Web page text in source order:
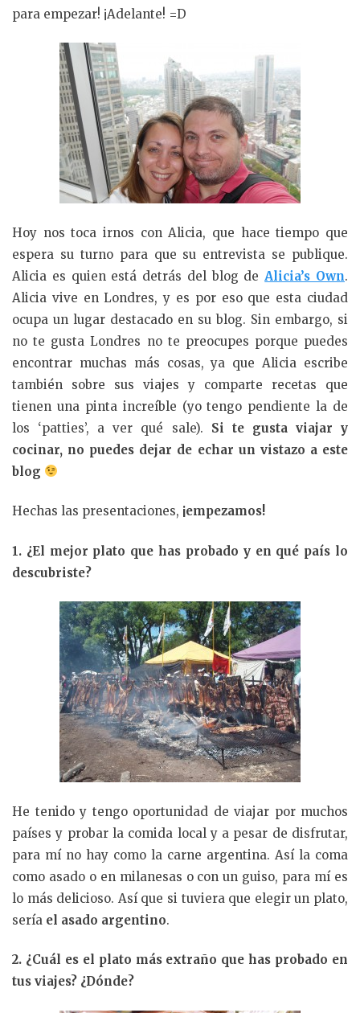
para empezar! ¡Adelante! =D
Hoy nos toca irnos con Alicia, que hace tiempo que
espera su turno para que su entrevista se publique.
Alicia es quien está detrás del blog de Alicia’s Own.
Alicia vive en Londres, y es por eso que esta ciudad
ocupa un lugar destacado en su blog. Sin embargo, si
no te gusta Londres no te preocupes porque puedes
encontrar muchas más cosas, ya que Alicia escribe
también sobre sus viajes y comparte recetas que
tienen una pinta increíble (yo tengo pendiente la de
los ‘patties’, a ver qué sale). Si te gusta viajar y
cocinar, no puedes dejar de echar un vistazo a este
blog
Hechas las presentaciones, ¡empezamos!
1. ¿El mejor plato que has probado y en qué país lo
descubriste?
He tenido y tengo oportunidad de viajar por muchos
países y probar la comida local y a pesar de disfrutar,
para mí no hay como la carne argentina. Así la coma
como asado o en milanesas o con un guiso, para mí es
lo más delicioso. Así que si tuviera que elegir un plato,
sería el asado argentino.
2. ¿Cuál es el plato más extraño que has probado en
tus viajes? ¿Dónde?